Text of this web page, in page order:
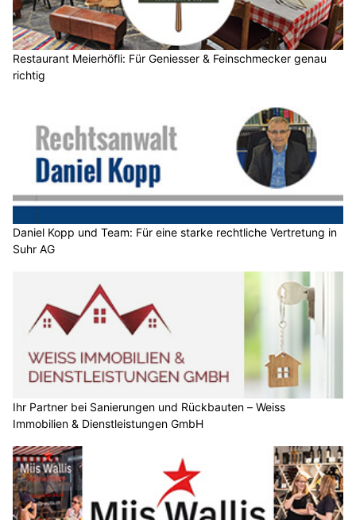
Restaurant Meierhöfli: Für Geniesser & Feinschmecker genau
richtig
Daniel Kopp und Team: Für eine starke rechtliche Vertretung in
Suhr AG
Ihr Partner bei Sanierungen und Rückbauten – Weiss
Immobilien & Dienstleistungen GmbH